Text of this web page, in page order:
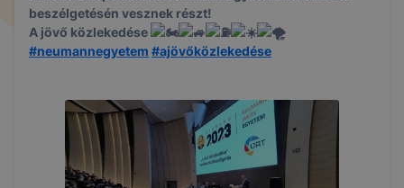
beszélgetésén vesznek részt!
A jövő közlekedése
#neumannegyetem #ajövőközlekedése